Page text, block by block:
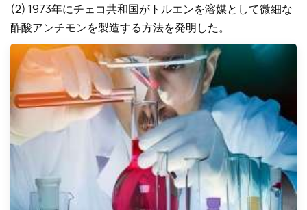
(2) 1973年にチェコ共和国がトルエンを溶媒として微細な
酢酸アンチモンを製造する方法を発明した。